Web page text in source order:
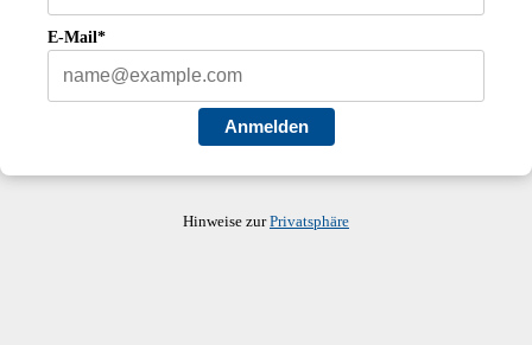
E-Mail*
Anmelden
Hinweise zurPrivatsphäre